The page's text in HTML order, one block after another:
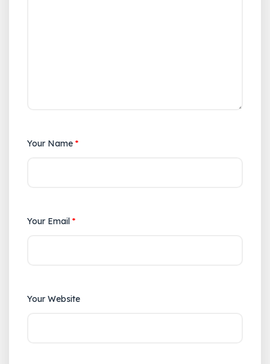
Your Name *
Your Email *
Your Website